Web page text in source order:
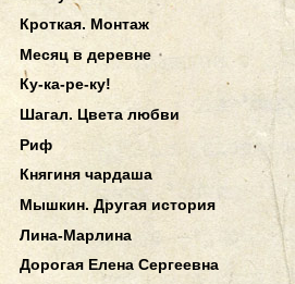
Кроткая. Монтаж
Месяц в деревне
Ку-ка-ре-ку!
Шагал. Цвета любви
Риф
Княгиня чардаша
Мышкин. Другая история
Лина-Марлина
Дорогая Елена Сергеевна